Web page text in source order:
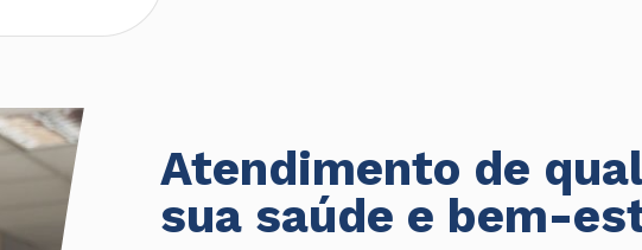
Atendimento de
sua saúde e bem-